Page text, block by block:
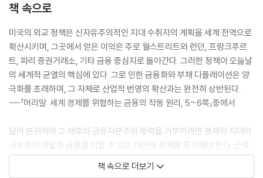
책 속으로
미국의 외교 정책은 신자유주의적인 지대 수취자의 계획을 세계 전역으로
확산시키며, 그곳에서 얻은 이익은 주로 월스트리트와 런던, 프랑크푸르
트, 파리 증권거래소, 기타 금융 중심지로 돌아간다. 그러한 정책이 오늘날
의 세계적 균열의 핵심에 있다. 그로 인한 금융화와 부채 디플레이션은 양
극화를 초래하며, 그 자체로 산업적 번영의 확산과는 완전히 상반된다.
---「머리말. 세계 경제를 위협하는 금융의 작동 원리, 5~6쪽」중에서
달러 본위제와 그 배후의 금융자본주의 동력을 거부하려면 경제적 지대의
사유화와 약탈적 금융을 피할 수 있는 대안적 경제를 조직해야 한다. 근로
소득(임금과 이윤)과 불로소득(경제적 지대) 사이의 차이점 인식이 출발
점이 될 것이다. 또한 금융자본주의가 어떻게 산업자본주의를 지배했는지
책 속으로 더보기